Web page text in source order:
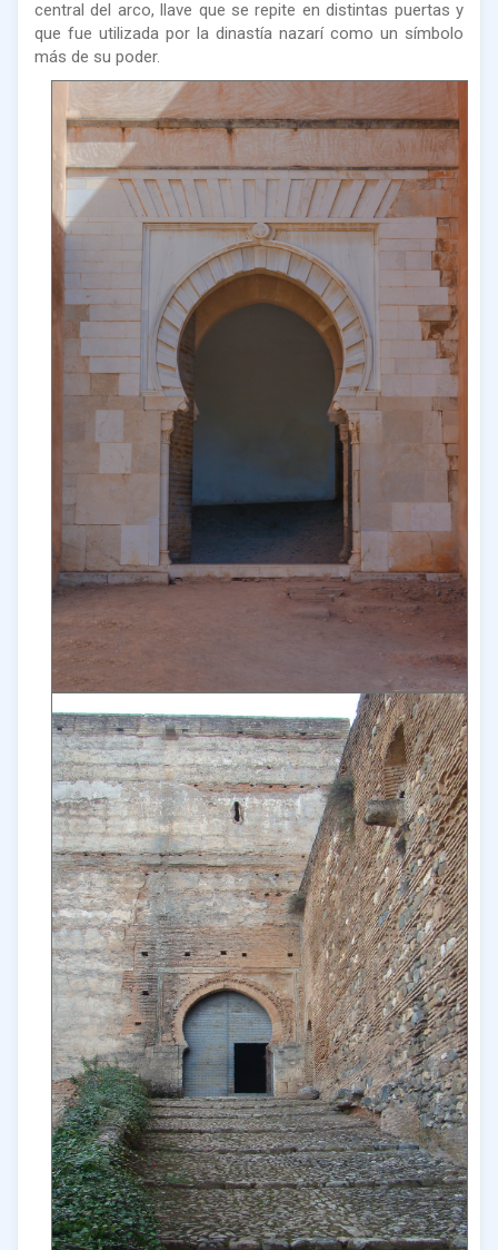
central del arco, llave que se repite en distintas puertas y
que fue utilizada por la dinastía nazarí como un símbolo
más de su poder.